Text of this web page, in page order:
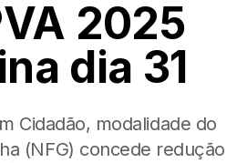
2025
dia 31
Cidadão, modalidade do
(NFG) concede redução